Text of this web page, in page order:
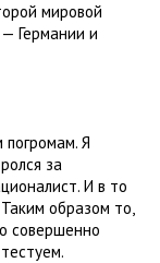
мировой
Германии и
Я
за
И в то
образом то,
совершенно